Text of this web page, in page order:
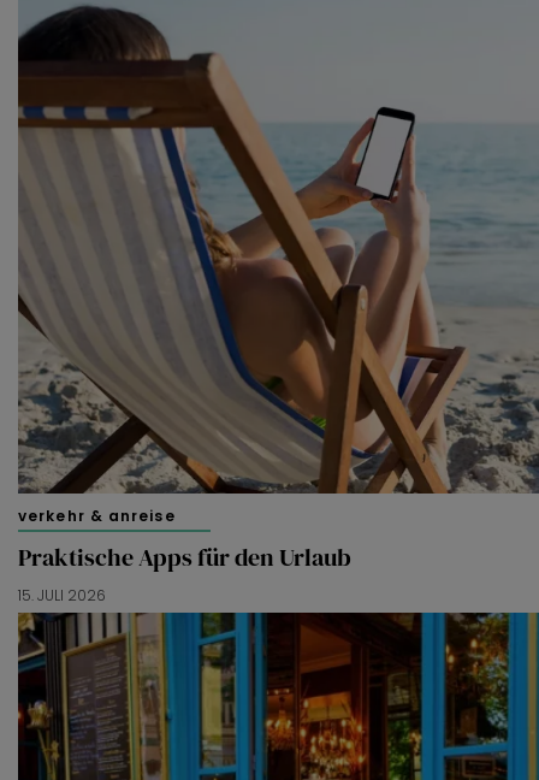
verkehr & anreise
Praktische Apps für den Urlaub
15. JULI 2026